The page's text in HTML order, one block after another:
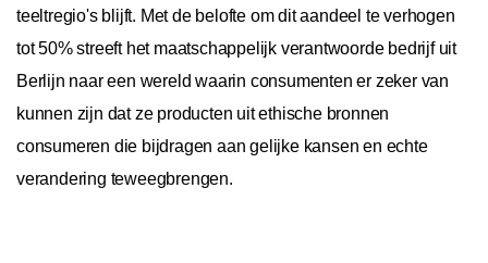
teeltregio's blijft. Met de belofte om dit aandeel te verhogen
tot 50% streeft het maatschappelijk verantwoorde bedrijf uit
Berlijn naar een wereld waarin consumenten er zeker van
kunnen zijn dat ze producten uit ethische bronnen
consumeren die bijdragen aan gelijke kansen en echte
verandering teweegbrengen.